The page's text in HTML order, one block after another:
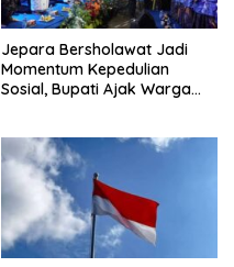
Jepara Bersholawat Jadi
Momentum Kepedulian
Sosial, Bupati Ajak Warga